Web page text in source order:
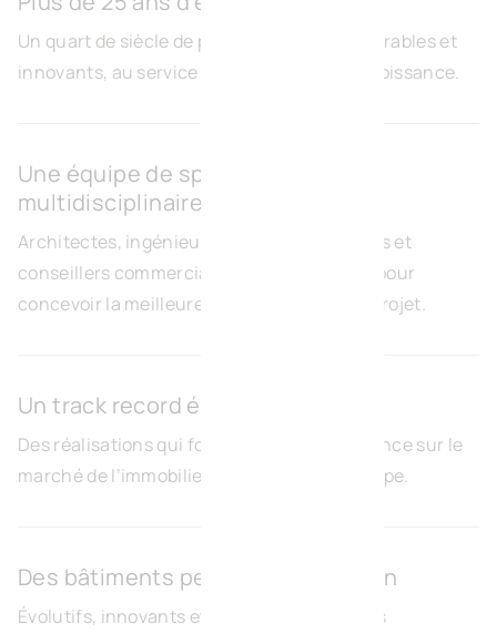
Un quart de siècle de projets immobiliers durables et
innovants, au service des entreprises en croissance.
Une équipe de spécialistes
multidisciplinaires
Architectes, ingénieurs, experts immobiliers et
conseillers commerciaux — tous mobilisés pour
concevoir la meilleure solution pour votre projet.
Un track record éprouvé
Des réalisations qui font aujourd’hui référence sur le
marché de l’immobilier d’entreprise en Europe.
Des bâtiments pensés pour demain
Évolutifs, innovants et durables, nos projets